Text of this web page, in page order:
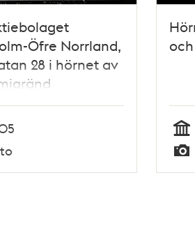
Öfre Norrland,
28 i hörnet av
Tid
Typ